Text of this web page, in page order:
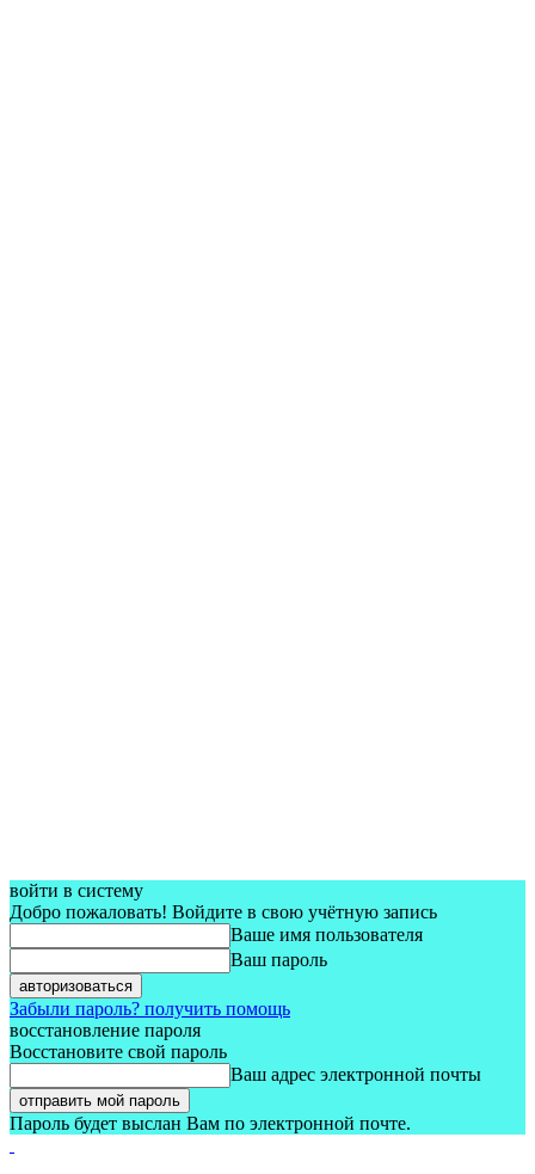
войти в систему
Добро пожаловать! Войдите в свою учётную запись
Ваше имя пользователя
Ваш пароль
Забыли пароль? получить помощь
восстановление пароля
Восстановите свой пароль
Ваш адрес электронной почты
Пароль будет выслан Вам по электронной почте.